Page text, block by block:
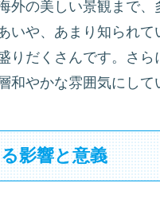
外の美しい景観まで
いや、あまり知られ
りだくさんです。さ
和やかな雰囲気にして
影響と意義